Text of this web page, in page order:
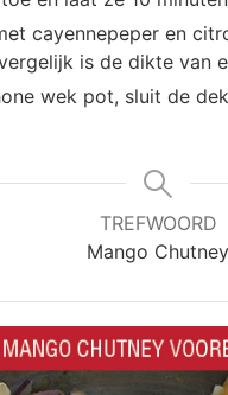
cayennepeper en
is de dikte van
wek pot, sluit de
TREFWOORD
Mango Chutney